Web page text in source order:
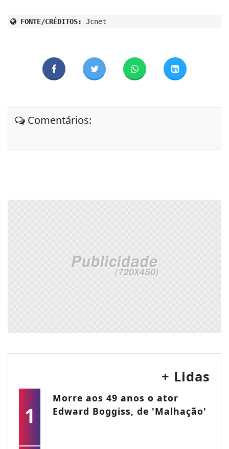
FONTE/CRÉDITOS: Jcnet
Comentários:
+ Lidas
1
Morre aos 49 anos o ator
Edward Boggiss, de 'Malhação'